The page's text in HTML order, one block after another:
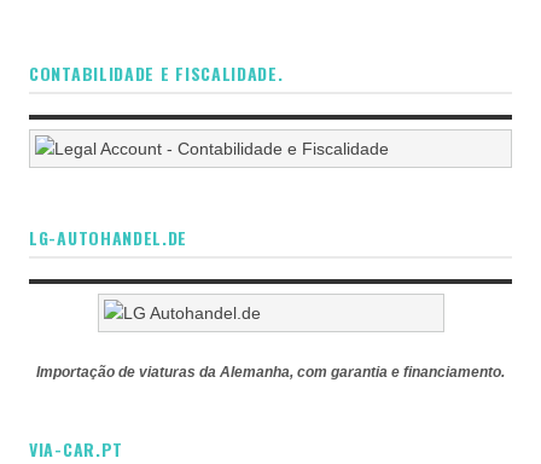
CONTABILIDADE E FISCALIDADE.
LG-AUTOHANDEL.DE
Importação de viaturas da Alemanha, com garantia e financiamento.
VIA-CAR.PT